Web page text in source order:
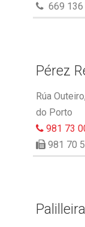
669
Pérez
Rúa
do Porto
981 73
981 70